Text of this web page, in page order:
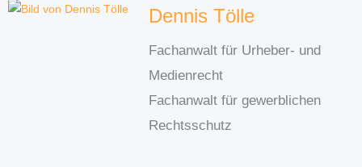
Dennis Tölle
Fachanwalt für Urheber- und
Medienrecht
Fachanwalt für gewerblichen
Rechtsschutz